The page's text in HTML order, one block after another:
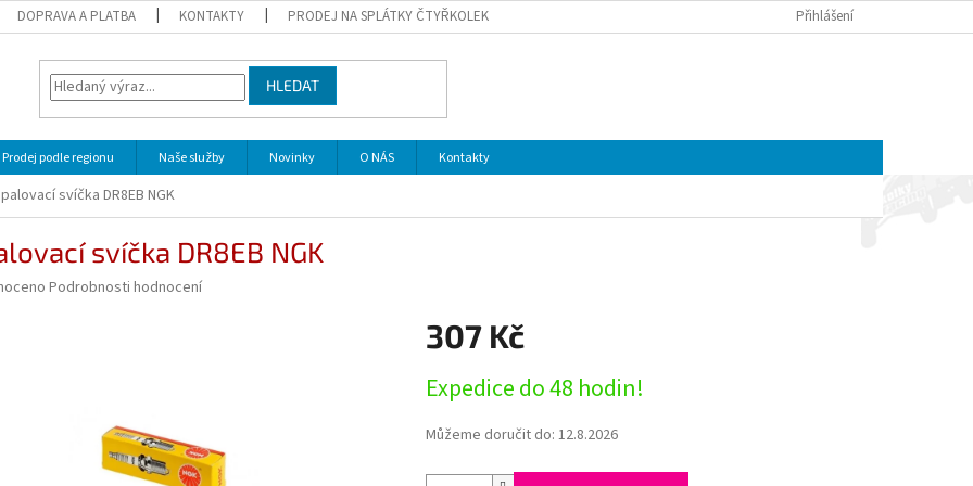
DOPRAVA A PLATBA KONTAKTY PRODEJ NA SPLÁTKY ČTYŘKOLEK A MOTOREK CFMOTO A GOES | ČTYŘKOLKY4U OBCHODNÍ PODMÍNKY
Přihlášení
HLEDAT
Prodej podle regionu Naše služby Novinky O NÁS Kontakty
svíčka DR8EB NGK
svíčka DR8EB NGK
Podrobnosti hodnocení
307 Kč
cena:
Expedice do 48 hodin!
Můžeme doručit do: 12.8.2026